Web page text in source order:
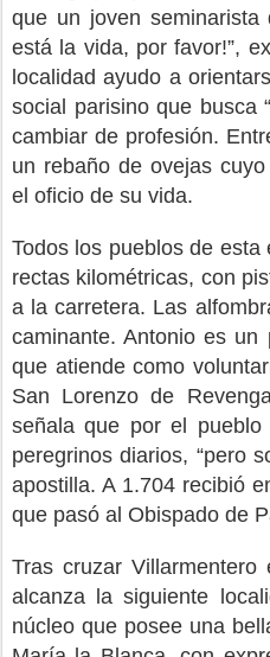
que un joven seminarista
está la vida, por favor!”,
localidad ayudo a
social parisino que busca
cambiar de profesión.
un rebaño de ovejas
el oficio de su vida.
Todos los pueblos de
rectas kilométricas, con
a la carretera. Las
caminante. Antonio es un
que atiende como
San Lorenzo de
señala que por el
peregrinos diarios, “pero
apostilla. A 1.704 recibió
que pasó al Obispado de
Tras cruzar
alcanza la siguiente
núcleo que posee una